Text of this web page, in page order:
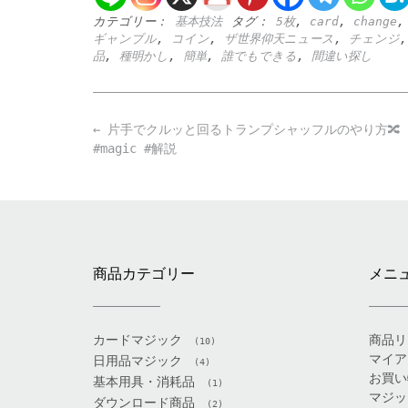
カテゴリー： 基本技法 タグ： 5枚, card, change
ギャンブル, コイン, ザ世界仰天ニュース , チェンジ
品, 種明かし , 簡単, 誰でもできる , 間違い探し
Post
navigation
← 片手でクルッと回るトランプシャッフルのやり
#magic #解説
商品カテゴリー
カードマジック (10)
日用品マジック (4)
基本用具・消耗品 (1)
ダウンロード商品 (2)
メニ
商品
マイ
お買
マジ